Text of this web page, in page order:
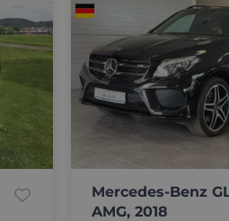
Mercedes-Benz
AMG, 2018